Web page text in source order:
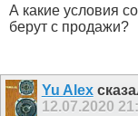
А какие условия
берут с продажи?
Yu Alex
12.07.2020